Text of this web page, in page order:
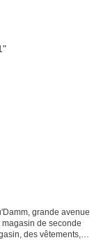
grande avenue
de seconde
des vêtements,